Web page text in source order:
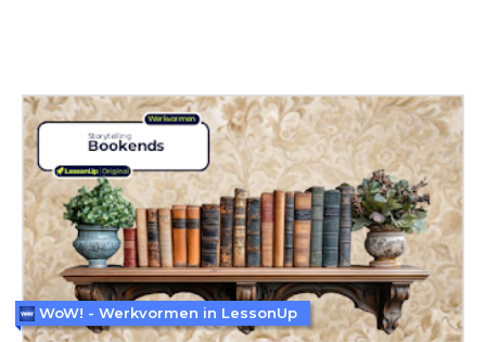
WoW! - Werkvormen in LessonUp